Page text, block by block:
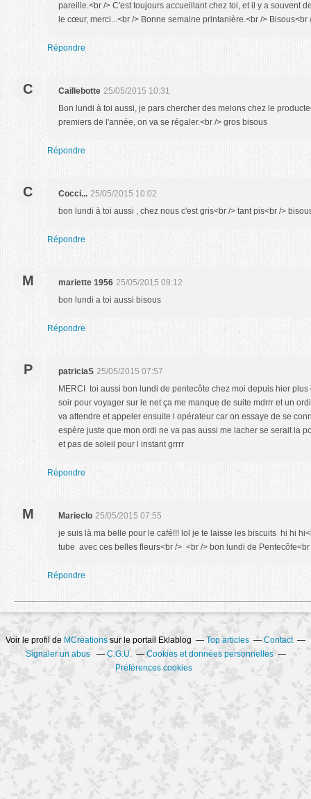
pareille.<br /> C'est toujours accueillant chez toi, et il y a souvent
le cœur, merci...<br /> Bonne semaine printanière.<br /> Bisous<br
Répondre
C Caillebotte 25/05/2015 10:31
Bon lundi à toi aussi, je pars chercher des melons chez le
premiers de l'année, on va se régaler.<br /> gros bisous
Répondre
C Cocci... 25/05/2015 10:02
bon lundi à toi aussi , chez nous c'est gris<br /> tant pis<br />
Répondre
M mariette 1956 25/05/2015 09:12
bon lundi a toi aussi bisous
Répondre
P patriciaS 25/05/2015 07:57
MERCI toi aussi bon lundi de pentecôte chez moi depuis hier
soir pour voyager sur le net ça me manque de suite mdrrr et un
va attendre et appeler ensuite l opérateur car on essaye de se
espère juste que mon ordi ne va pas aussi me lacher se serait la
et pas de soleil pour l instant grrrr
Répondre
M Marieclo 25/05/2015 07:55
je suis là ma belle pour le café!!! lol je te laisse les biscuits hi hi
tube avec ces belles fleurs<br /> <br /> bon lundi de
Répondre
Voir le profil de MCreationssur le portail Eklablog Top articles
Contact
Signaler un abus
C.G.U.
Cookies et données personnelles
Préférences cookies